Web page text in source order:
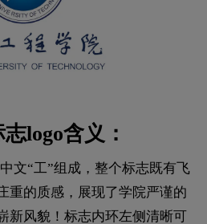
logo含义：
文“工”组成，整个标志既有飞
重的质感，展现了学院严谨的
新风貌！标志内环左侧清晰可